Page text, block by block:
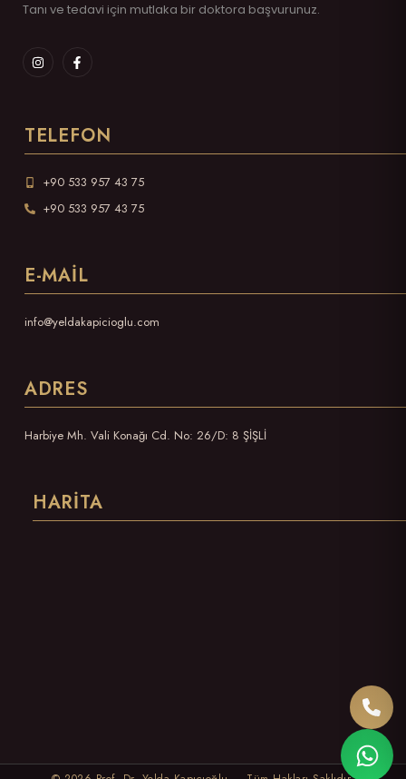
Tanı ve tedavi için mutlaka bir doktora başvurunuz.
TELEFON
+90 533 957 43 75
+90 533 957 43 75
E-MAIL
info@yeldakapicioglu.com
ADRES
Harbiye Mh. Vali Konağı Cd. No: 26/D: 8 ŞİŞLİ
HARITA
Bizi